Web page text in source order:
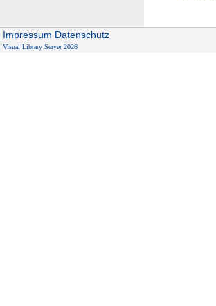
Impressum Datenschutz
Visual Library Server 2026